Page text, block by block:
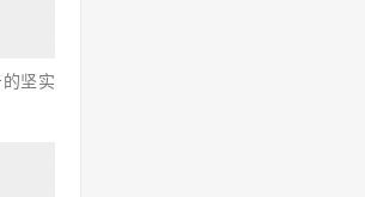
坚实